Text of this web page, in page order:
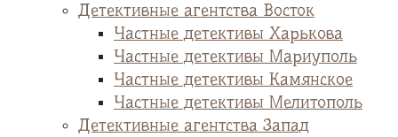
Детективные агентства Восток
Частные детективы Харькова
Частные детективы Мариуполь
Частные детективы Камянское
Частные детективы Мелитополь
Детективные агентства Запад